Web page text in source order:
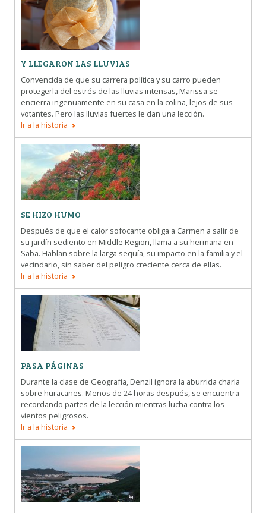
Y LLEGARON LAS LLUVIAS
Convencida de que su carrera política y su carro pueden
protegerla del estrés de las lluvias intensas, Marissa se
encierra ingenuamente en su casa en la colina, lejos de sus
votantes. Pero las lluvias fuertes le dan una lección.
Ir a la historia
SE HIZO HUMO
Después de que el calor sofocante obliga a Carmen a salir de
su jardín sediento en Middle Region, llama a su hermana en
Saba. Hablan sobre la larga sequía, su impacto en la familia y el
vecindario, sin saber del peligro creciente cerca de ellas.
Ir a la historia
PASA PÁGINAS
Durante la clase de Geografía, Denzil ignora la aburrida charla
sobre huracanes. Menos de 24 horas después, se encuentra
recordando partes de la lección mientras lucha contra los
vientos peligrosos.
Ir a la historia
SOBRE NOSOTROS
PREGUNTAS FRECUENTES
OTROS ATLAS